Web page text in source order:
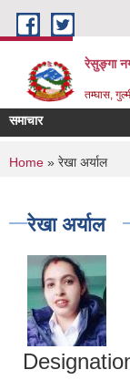
Skip to main content
रेसुङ्गा
तम्घास,
समाचार
You are
Home » रेखा अर्याल
रेखा अर्याल